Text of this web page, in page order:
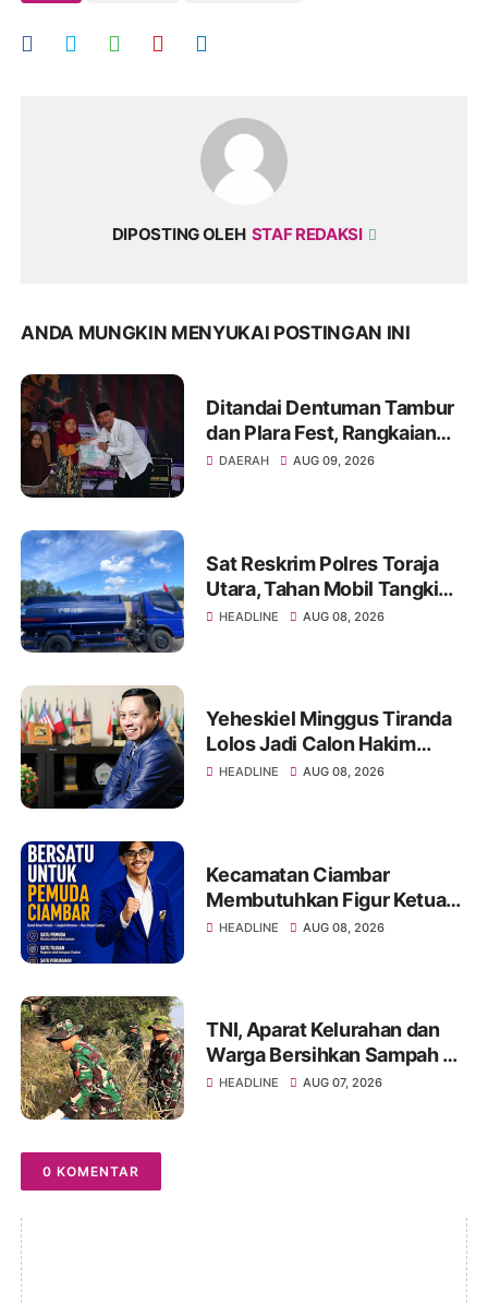
DIPOSTING OLEH STAF REDAKSI
ANDA MUNGKIN MENYUKAI POSTINGAN INI
Ditandai Dentuman Tambur
dan Plara Fest, Rangkaian
Hari Jadi ke-156 Kabupaten
DAERAH AUG 09, 2026
Sat Reskrim Polres Toraja
Utara, Tahan Mobil Tangki
PT Harmony Solusi Energy
HEADLINE AUG 08, 2026
Yeheskiel Minggus Tiranda
Lolos Jadi Calon Hakim
Agung RI Tahun 2026
HEADLINE AUG 08, 2026
Kecamatan Ciambar
Membutuhkan Figur Ketua
KNPI yang Mampu
HEADLINE AUG 08, 2026
TNI, Aparat Kelurahan dan
Warga Bersihkan Sampah di
Bantaran Sungai Sa'dan
HEADLINE AUG 07, 2026
0 KOMENTAR